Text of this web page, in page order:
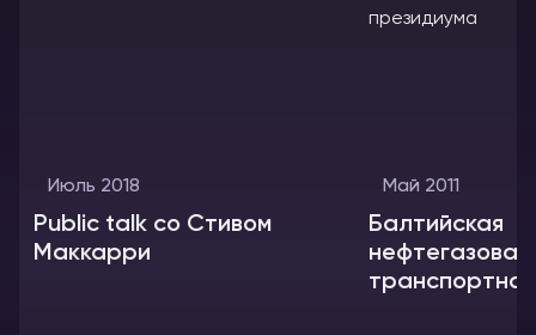
Июль 2018
Public talk со Стивом
Маккарри
Май 2011
Балтийская
транспортная